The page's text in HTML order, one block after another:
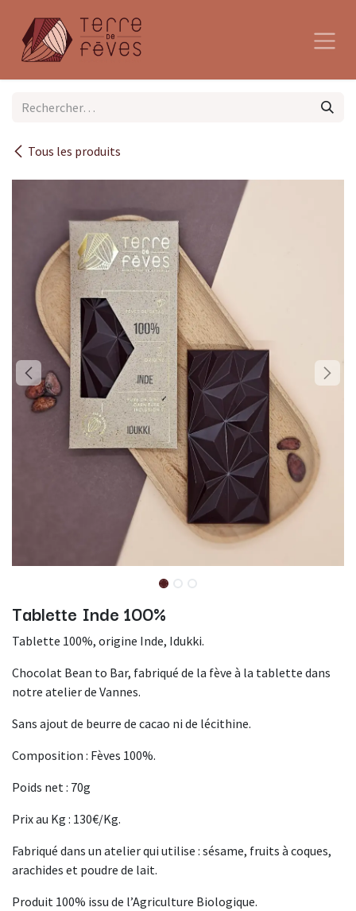
Tous les produits
Tablette Inde 100%
Tablette 100%, origine Inde, Idukki.
Chocolat Bean to Bar, fabriqué de la fève à la tablette dans
notre atelier de Vannes.
Sans ajout de beurre de cacao ni de lécithine.
Composition : Fèves 100%.
Poids net : 70g
Prix au Kg : 130€/Kg.
Fabriqué dans un atelier qui utilise : sésame, fruits à coques,
arachides et poudre de lait.
Produit 100% issu de l’Agriculture Biologique.